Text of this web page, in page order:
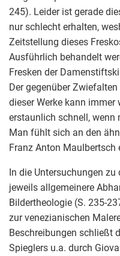
245). Leider ist gerade
nur schlecht erhalten,
Zeitstellung dieses
Ausführlich behandelt
Fresken der
Der gegenüber
dieser Werke kann immer
erstaunlich schnell,
Man fühlt sich an den
Franz Anton Maulbertsch
In die Untersuchungen zu
jeweils allgemeinere
Bildertheologie (S. 235-
zur venezianischen
Beschreibungen schließt
Spieglers u.a. durch